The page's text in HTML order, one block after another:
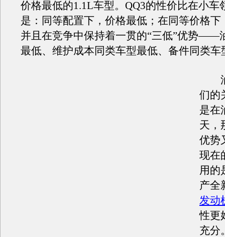
价格最低的1.1L车型。QQ3的性价比在小车
是：同等配置下，价格最低；在同等价格下
并且在竞争中保持着一贯的“三低”优势——
最低、维护成本同类车型最低、备件同类车
油
们的
是在
天，
优势
现在
用的
产全
发动
性更
充分